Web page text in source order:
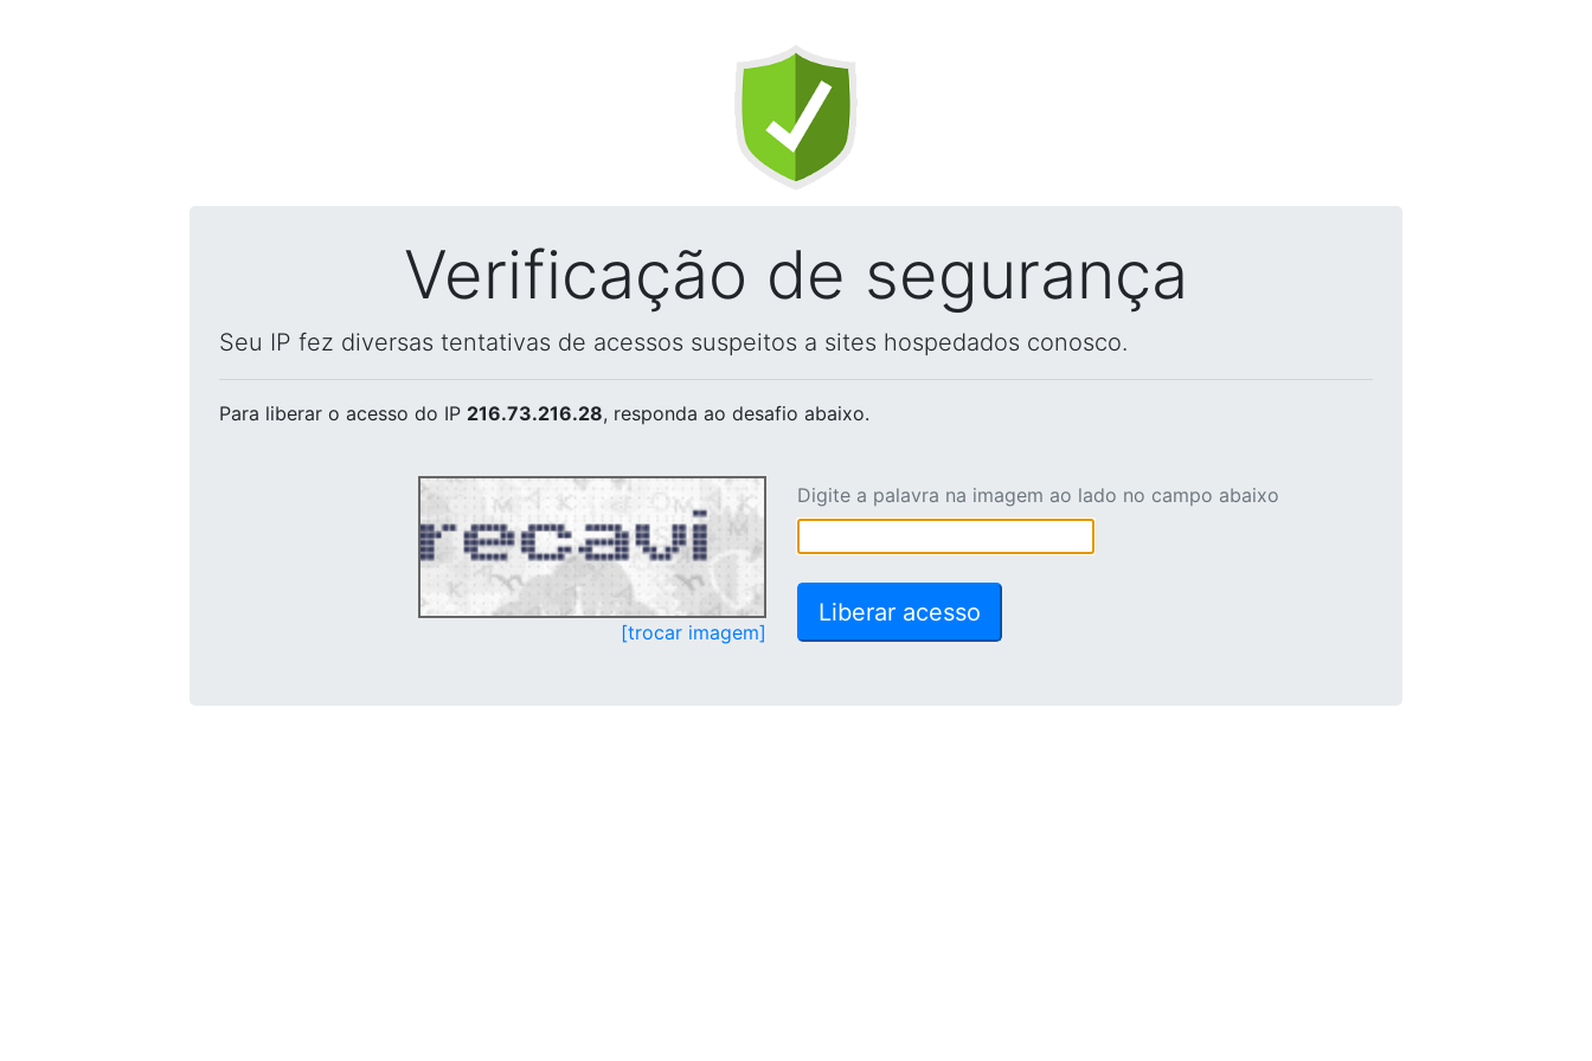
Verificação de segurança
Seu IP fez diversas tentativas de acessos suspeitos a sites hospedados conosco.
Para liberar o acesso do IP 216.73.216.28, responda ao desafio abaixo.
[trocar imagem]
Digite a palavra na imagem ao lado no campo abaixo